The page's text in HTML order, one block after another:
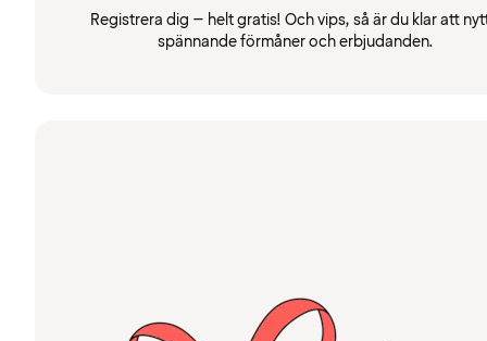
Registrera dig – helt gratis! Och vips, så är du klar att
spännande förmåner och erbjudanden.